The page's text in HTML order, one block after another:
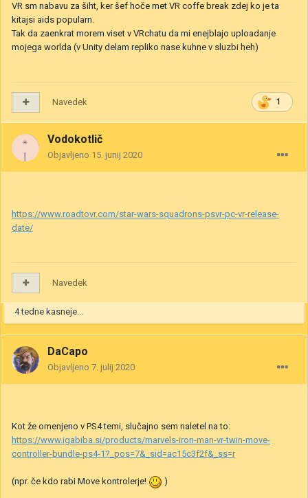
VR sm nabavu za šiht, ker šef hoče met VR coffe break zdej ko je ta
kitajsi aids popularn.
Tak da zaenkrat morem viset v VRchatu da mi enejblajo uploadanje
mojega worlda (v Unity delam repliko nase kuhne v sluzbi heh)
1
Navedek
Vodokotlič
Objavljeno 15. junij 2020
https://www.roadtovr.com/star-wars-squadrons-psvr-pc-vr-release-
date/
Navedek
4 tedne kasneje...
DaCapo
Objavljeno 7. julij 2020
Kot že omenjeno v PS4 temi, slučajno sem naletel na to:
https://www.igabiba.si/products/marvels-iron-man-vr-twin-move-
controller-bundle-ps4-1?_pos=7&_sid=ac15c3f2f&_ss=r
(npr. če kdo rabi Move kontrolerje! )